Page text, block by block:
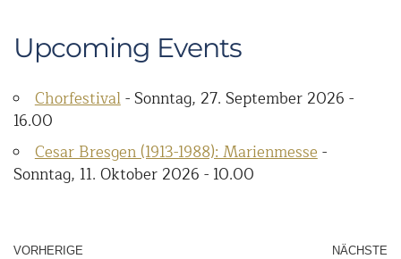
Upcoming Events
Chorfestival- Sonntag, 27. September 2026 -
16.00
Cesar Bresgen (1913-1988): Marienmesse-
Sonntag, 11. Oktober 2026 - 10.00
VORHERIGE NÄCHSTE